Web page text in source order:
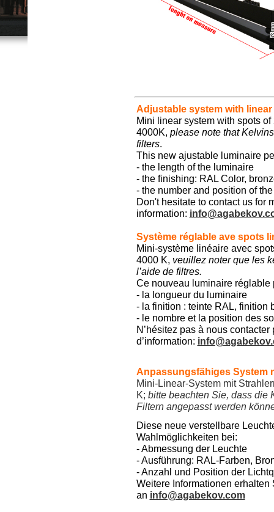
Adjustable system with
Mini linear system with spots of
4000K, please note that
filters.
This new ajustable luminaire
- the length of the luminaire
- the finishing: RAL Color,
- the number and position of
Don't hesitate to contact us for
information:
Système réglable ave spots
Mini-système linéaire avec
4000 K, veuillez noter que les
l’aide de filtres.
Ce nouveau luminaire réglable
- la longueur du luminaire
- la finition : teinte RAL, finition
- le nombre et la position des
N’hésitez pas à nous contacter
d’information:
Anpassungsfähiges System
Mini-Linear-System mit
K; bitte beachten Sie, dass die
Filtern angepasst werden
Diese neue verstellbare
Wahlmöglichkeiten bei:
- Abmessung der Leuchte
- Ausführung: RAL-Farben,
- Anzahl und Position der
Weitere Informationen erhalten
an info@agabekov.com